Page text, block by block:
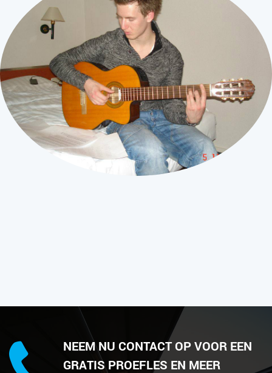
NEEM NU CONTACT OP VOOR EEN
GRATIS PROEFLES EN MEER